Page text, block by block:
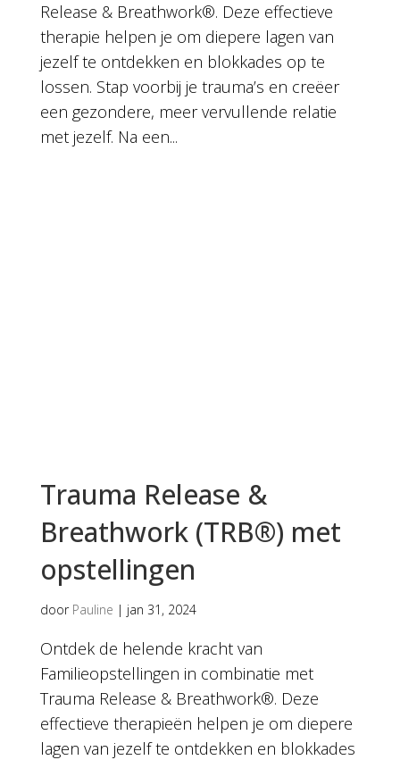
Release & Breathwork®. Deze effectieve
therapie helpen je om diepere lagen van
jezelf te ontdekken en blokkades op te
lossen. Stap voorbij je trauma’s en creëer
een gezondere, meer vervullende relatie
met jezelf. Na een...
Trauma Release &
Breathwork (TRB®) met
opstellingen
door Pauline | jan 31, 2024
Ontdek de helende kracht van
Familieopstellingen in combinatie met
Trauma Release & Breathwork®. Deze
effectieve therapieën helpen je om diepere
lagen van jezelf te ontdekken en blokkades